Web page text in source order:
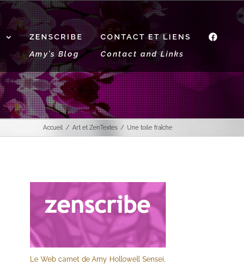
ZENSCRIBE
Amy’s Blog
CONTACT ET LIENS
Contact and Links
f
Accueil Art et ZenTextes Une toile fraîche
Le Web carnet de Amy Hollowell Sensei,